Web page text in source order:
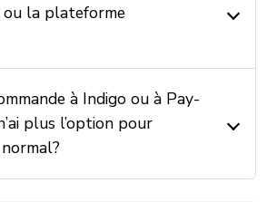
ou la plateforme
à Indigo ou à Pay-
plus l’option pour